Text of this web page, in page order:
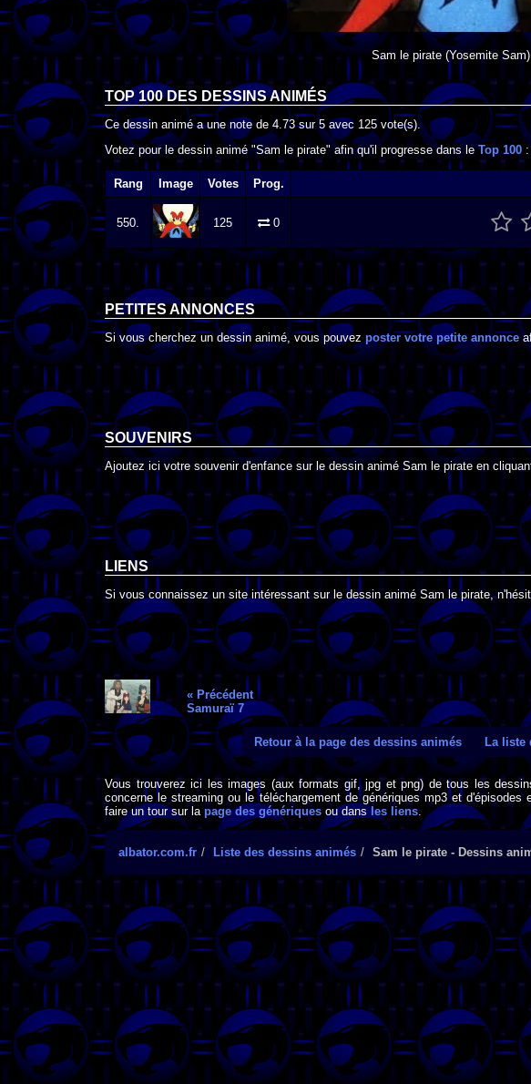
Sam le pirate(Yosemite
TOP 100 DES DESSINS ANIMÉS
Ce dessin animé a une note de 4.73sur5 avec 125 vote(s).
Votez pour le dessin animé "Sam le pirate" afin qu'il progresse dans leTop 100 :
Rang Image Votes Prog.
550. 125 0
PETITES ANNONCES
Si vous cherchez un dessin animé, vous pouvez poster votre petite annonce
SOUVENIRS
Ajoutez ici votre souvenir d'enfance sur le dessin animé Sam le pirate en
LIENS
Si vous connaissez un site intéressant sur le dessin animé Sam le pirate,
« Précédent
Samuraï 7
Retour à la page des dessins animés La liste
Vous trouverez ici les images (aux formats gif, jpg et png) de tous les
concerne le streaming ou le téléchargement de génériques mp3 et
faire un tour sur la page des génériques ou dansles liens
albator.com.fr Liste des dessins animés Sam le pirate - Dessins